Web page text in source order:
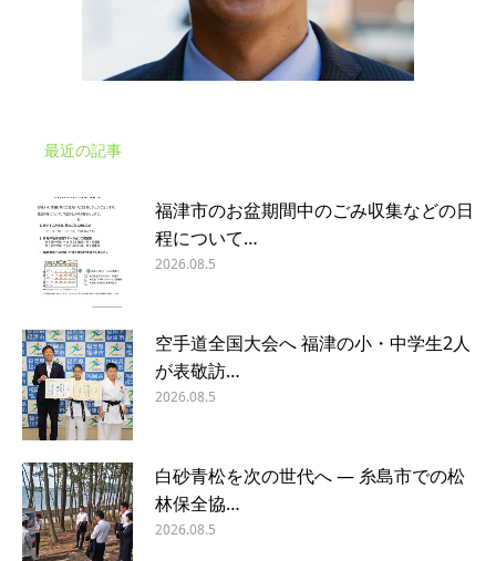
最近の記事
福津市のお盆期間中のごみ収集などの日
程について…
2026.08.5
空手道全国大会へ 福津の小・中学生2人
が表敬訪…
2026.08.5
白砂青松を次の世代へ ― 糸島市での松
林保全協…
2026.08.5